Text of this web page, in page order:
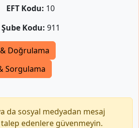
EFT Kodu: 10
Şube Kodu: 911
Doğrulama
Sorgulama
da sosyal medyadan mesaj
edenlere güvenmeyin.